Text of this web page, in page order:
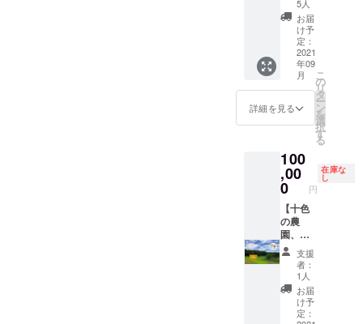
究所
フードX
テクノ
ロジー
ラボ研
究員。
ている
料理家
に日本
全国の
食材を
つな
ぎ、家
庭で気
軽に楽
しめる
お惣菜
に加
工、冷
凍でお
届けす
ご用意
をお願
いしま
す。 料
理講
師） 中
山晴奈
さん：
近年の
カ族や
モンゴ
ルの遊
韓国の
フード
デザイ
ナーな
ど各国
の研究
者や
アー
ティス
了の目
安は表
面にシ
ワがた
くさん
でき、
振ると
中で種
が転が
るのが
程度。
※但し、
生食限
定のと
うがら
しでは
乾燥保
存は不
可。
め、拭
きと
る。 冷
凍保
存：1つ
ずつ
ラップ
む。 乾
燥保
きるだ
け重な
らない
ように
並べて
置く。
風通し
の良い
日陰の
場所
で、自
然乾
燥。完
了の目
ん） プ
リック
チン
ダー：
トムヤ
ムクン
ど 保存
方法）
燥しな
いよう
に保存
袋や
ラップ
で密閉
し、野
菜室に
入れ
る。水
分は傷
みの原
因にな
ど。青
とうが
らしは
お米と
一緒に
炊くと
ダシが
いしい
（辛く
ん） ひ
もとう
がら
し：炒
めもの
やパス
タなど
保存方
法） 冷
蔵保
存：乾
燥しな
いよう
400gを
想定 ・
発送時
期は、
生育状
況に
よって
変動し
ます。
い。 調
理方
法） ビ
ニョ：
【生食
限定】
そのま
まやピ
クルス
など 保
存方
法） 冷
ン
ジャー
エール
醸造会
社。原
材料は
無添
加、無
わり、
自然の
ものを
使用し
て作る
こだわ
りのジ
ン
ジャー
エール
が話題
となっ
ていま
箱つめ
放題】
好きな
ときに
畑に来
てとう
がらし
をダン
ボール1
どのと
うがら
しをど
れだけ
入れる
かはあ
なた次
第！い
ろんな
とうが
らしを
試して
みた
5人
お届
け予
定：
2021
年09
月
詳細を見る
こ
の
リ
タ
ー
ン
を
選
択
す
る
100
,00
0 円
在庫な
し
【十色
の農
園、命
名権】
（看板
も取付
け予
定） わ
たした
支援
者：
1人
お届
け予
定：